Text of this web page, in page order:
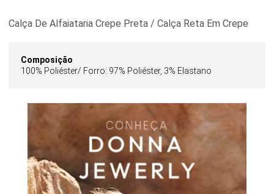
Calça De Alfaiataria Crepe Preta / Calça Reta Em Crepe
Composição
100% Poliéster/ Forro: 97% Poliéster, 3% Elastano